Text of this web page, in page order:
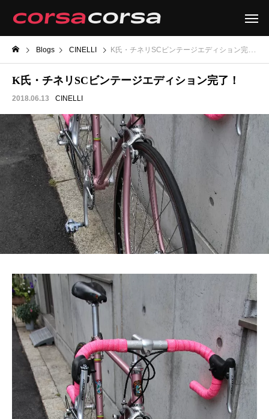
Blogs CINELLI K氏・チネリSCビンテージエディション完了！
K氏・チネリSCビンテージエディション完了！
2018.06.13 CINELLI